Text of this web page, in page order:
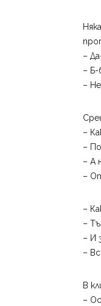
–
– Б-
–
–
–
– А
–
–
–
– И
–
В
–